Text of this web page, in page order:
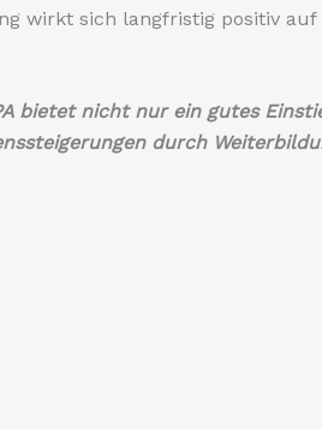
wirkt sich langfristig positiv auf
bietet nicht nur ein gutes
durch